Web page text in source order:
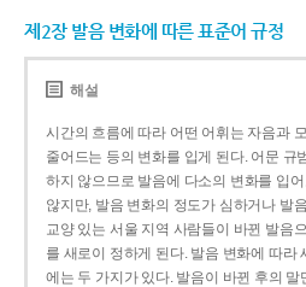
제2장 발음 변화에 따른 표준어 규정
해설
시간의 흐름에 따라 어떤 어휘는 자음과
줄어드는 등의 변화를 입게 된다. 어문 규
하지 않으므로 발음에 다소의 변화를 입
않지만, 발음 변화의 정도가 심하거나 발
교양 있는 서울 지역 사람들이 바뀐 발음
를 새로이 정하게 된다. 발음 변화에 따라
에는 두 가지가 있다. 발음이 바뀐 후의